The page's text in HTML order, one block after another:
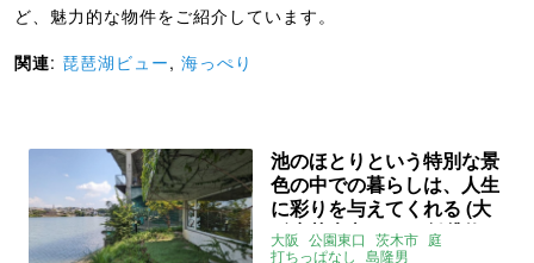
ど、魅力的な物件をご紹介しています。
関連: 琵琶湖ビュー, 海っぺり
池のほとりという特別な景
色の中での暮らしは、人生
に彩りを与えてくれる (大
阪府茨木市42㎡の賃貸物
件)
大阪 公園東口 茨木市 庭
打ちっぱなし 島隆男